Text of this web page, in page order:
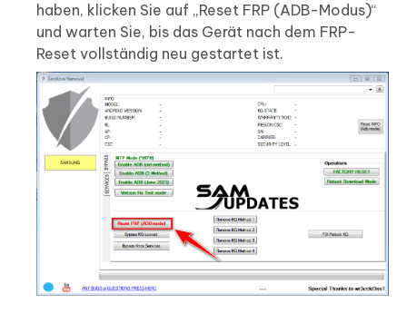
haben, klicken Sie auf „Reset FRP (ADB-Modus)“
und warten Sie, bis das Gerät nach dem FRP-
Reset vollständig neu gestartet ist.